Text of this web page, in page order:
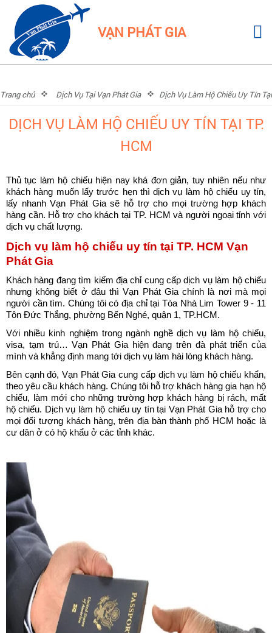
VẠN PHÁT GIA
Trang chủ Dịch Vụ Tại Vạn Phát Gia
Dịch Vụ Làm Hộ Chiếu Uy Tín Tại
TP. HCM
DỊCH VỤ LÀM HỘ CHIẾU UY TÍN TẠI TP.
HCM
Thủ tục làm hộ chiếu hiện nay khá đơn giản, tuy nhiên nếu như
khách hàng muốn lấy trước hẹn thì dịch vụ làm hộ chiếu uy tín,
lấy nhanh Vạn Phát Gia sẽ hỗ trợ cho mọi trường hợp khách
hàng cần. Hỗ trợ cho khách tại TP. HCM và người ngoại tỉnh với
dịch vụ chất lượng.
Dịch vụ làm hộ chiếu uy tín tại TP. HCM Vạn
Phát Gia
Khách hàng đang tìm kiếm địa chỉ cung cấp dịch vụ làm hộ chiếu
nhưng không biết ở đâu thì Vạn Phát Gia chính là nơi mà mọi
người cần tìm. Chúng tôi có địa chỉ tại Tòa Nhà Lim Tower 9 - 11
Tôn Đức Thắng, phường Bến Nghé, quận 1, TP.HCM.
Với nhiều kinh nghiệm trong ngành nghề dịch vụ làm hộ chiếu,
visa, tạm trú… Vạn Phát Gia hiện đang trên đà phát triển của
mình và khẳng định mang tới dịch vụ làm hài lòng khách hàng.
Bên cạnh đó, Vạn Phát Gia cung cấp dịch vụ làm hộ chiếu khẩn,
theo yêu cầu khách hàng. Chúng tôi hỗ trợ khách hàng gia hạn hộ
chiếu, làm mới cho những trường hợp khách hàng bị rách, mất
hộ chiếu. Dịch vụ làm hộ chiếu uy tín tại Vạn Phát Gia hỗ trợ cho
mọi đối tượng khách hàng, trên địa bàn thành phố HCM hoặc là
cư dân ở có hộ khẩu ở các tỉnh khác.